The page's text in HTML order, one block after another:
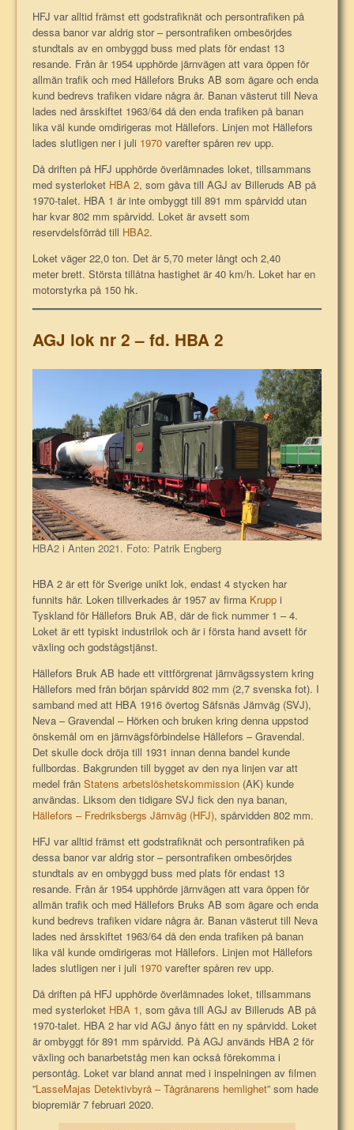
HFJ var alltid främst ett godstrafiknät och persontrafiken på
dessa banor var aldrig stor – persontrafiken ombesörjdes
stundtals av en ombyggd buss med plats för endast 13
resande. Från år 1954 upphörde järnvägen att vara öppen för
allmän trafik och med Hällefors Bruks AB som ägare och enda
kund bedrevs trafiken vidare några år. Banan västerut till Neva
lades ned årsskiftet 1963/64 då den enda trafiken på banan
lika väl kunde omdirigeras mot Hällefors. Linjen mot Hällefors
lades slutligen ner i juli 1970 varefter spåren rev upp.
Då driften på HFJ upphörde överlämnades loket, tillsammans
med systerloket HBA 2, som gåva till AGJ av Billeruds AB på
1970-talet. HBA 1 är inte ombyggt till 891 mm spårvidd utan
har kvar 802 mm spårvidd. Loket är avsett som
reservdelsförråd till HBA2.
Loket väger 22,0 ton. Det är 5,70 meter långt och 2,40
meter brett. Största tillåtna hastighet är 40 km/h. Loket har en
motorstyrka på 150 hk.
AGJ lok nr 2 – fd. HBA 2
HBA2 i Anten 2021. Foto: Patrik Engberg
HBA 2 är ett för Sverige unikt lok, endast 4 stycken har
funnits här. Loken tillverkades år 1957 av firma Krupp i
Tyskland för Hällefors Bruk AB, där de fick nummer 1 – 4.
Loket är ett typiskt industrilok och är i första hand avsett för
växling och godstågstjänst.
Hällefors Bruk AB hade ett vittförgrenat järnvägssystem kring
Hällefors med från början spårvidd 802 mm (2,7 svenska fot). I
samband med att HBA 1916 övertog Säfsnäs Järnväg (SVJ),
Neva – Gravendal – Hörken och bruken kring denna uppstod
önskemål om en järnvägsförbindelse Hällefors – Gravendal.
Det skulle dock dröja till 1931 innan denna bandel kunde
fullbordas. Bakgrunden till bygget av den nya linjen var att
medel från Statens arbetslöshetskommission (AK) kunde
användas. Liksom den tidigare SVJ fick den nya banan,
Hällefors – Fredriksbergs Järnväg (HFJ), spårvidden 802 mm.
HFJ var alltid främst ett godstrafiknät och persontrafiken på
dessa banor var aldrig stor – persontrafiken ombesörjdes
stundtals av en ombyggd buss med plats för endast 13
resande. Från år 1954 upphörde järnvägen att vara öppen för
allmän trafik och med Hällefors Bruks AB som ägare och enda
kund bedrevs trafiken vidare några år. Banan västerut till Neva
lades ned årsskiftet 1963/64 då den enda trafiken på banan
lika väl kunde omdirigeras mot Hällefors. Linjen mot Hällefors
lades slutligen ner i juli 1970 varefter spåren rev upp.
Då driften på HFJ upphörde överlämnades loket, tillsammans
med systerloket HBA 1, som gåva till AGJ av Billeruds AB på
1970-talet. HBA 2 har vid AGJ ånyo fått en ny spårvidd. Loket
är ombyggt för 891 mm spårvidd. På AGJ används HBA 2 för
växling och banarbetståg men kan också förekomma i
persontåg. Loket var bland annat med i inspelningen av filmen
”LasseMajas Detektivbyrå – Tågrånarens hemlighet” som hade
biopremiär 7 februari 2020.